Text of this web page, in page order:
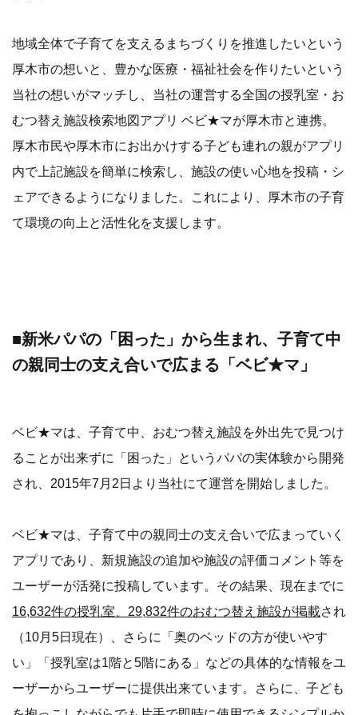
地域全体で子育てを支えるまちづくりを推進したいという
厚木市の想いと、豊かな医療・福祉社会を作りたいという
当社の想いがマッチし、当社の運営する全国の授乳室・お
むつ替え施設検索地図アプリ ベビ★マが厚木市と連携。
厚木市民や厚木市にお出かけする子ども連れの親がアプリ
内で上記施設を簡単に検索し、施設の使い心地を投稿・シ
ェアできるようになりました。これにより、厚木市の子育
て環境の向上と活性化を支援します。
■新米パパの「困った」から生まれ、子育て中
の親同士の支え合いで広まる「ベビ★マ」
ベビ★マは、子育て中、おむつ替え施設を外出先で見つけ
ることが出来ずに「困った」というパパの実体験から開発
され、2015年7月2日より当社にて運営を開始しました。
ベビ★マは、子育て中の親同士の支え合いで広まっていく
アプリであり、新規施設の追加や施設の評価コメント等を
ユーザーが活発に投稿しています。その結果、現在までに
16,632件の授乳室、29,832件のおむつ替え施設が掲載され
（10月5日現在）、さらに「奥のベッドの方が使いやす
い」「授乳室は1階と5階にある」などの具体的な情報をユ
ーザーからユーザーに提供出来ています。さらに、子ども